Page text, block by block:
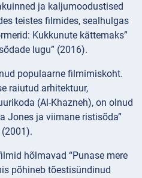
ja kaljumoodustised
teistes filmides, sealhulgas
Kukkunute kättemaks”
lugu” (2016).
populaarne filmimiskoht.
raiutud arhitektuur,
(Al-Khazneh), on olnud
Jones ja viimane ristisõda”
hõlmavad “Punase mere
põhineb tõestisündinud